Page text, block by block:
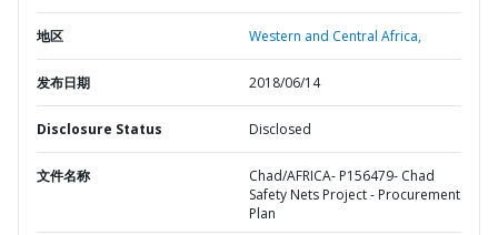
地区 Western and Central Africa,
发布日期 2018/06/14
Disclosure Status Disclosed
文件名称
Chad/AFRICA- P156479- Chad
Safety Nets Project - Procurement
Plan